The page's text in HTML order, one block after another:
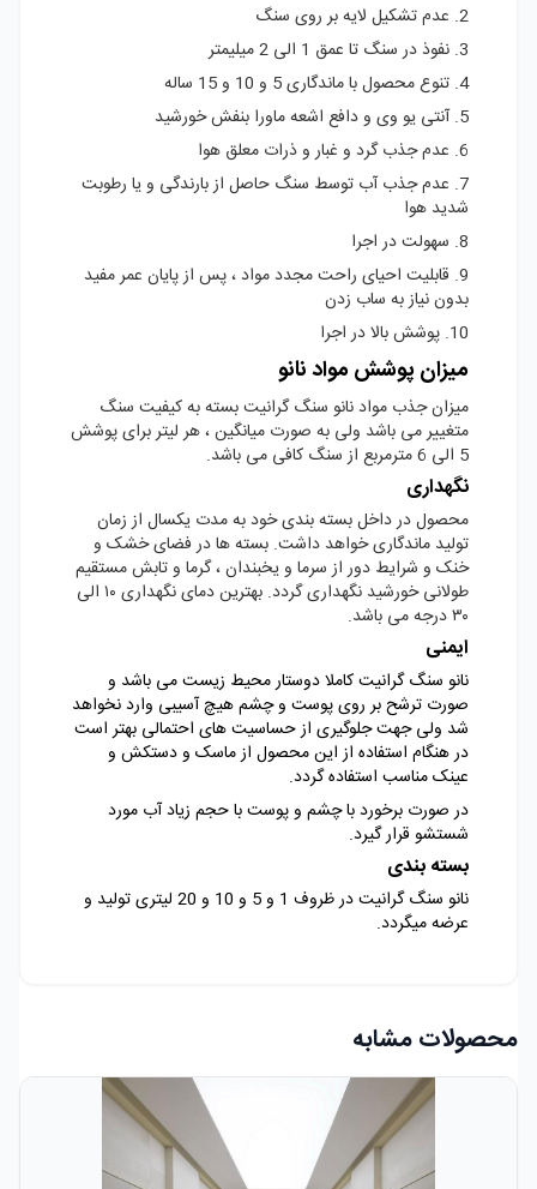
2. عدم تشکیل لایه بر روی سنگ
3. نفوذ در سنگ تا عمق 1 الی 2 میلیمتر
4. تنوع محصول با ماندگاری 5 و 10 و 15 ساله
5. آنتی یو وی و دافع اشعه ماورا بنفش خورشید
6. عدم جذب گرد و غبار و ذرات معلق هوا
7. عدم جذب آب توسط سنگ حاصل از بارندگی و یا رطوبت
شدید هوا
8. سهولت در اجرا
9. قابلیت احیای راحت مجدد مواد ، پس از پایان عمر مفید
بدون نیاز به ساب زدن
10. پوشش بالا در اجرا
میزان پوشش مواد نانو
میزان جذب مواد نانو سنگ گرانیت بسته به کیفیت سنگ
متغییر می باشد ولی به صورت میانگین ، هر لیتر برای پوشش
5 الی 6 مترمربع از سنگ کافی می باشد.
نگهداری
محصول در داخل بسته بندی خود به مدت یکسال از زمان
تولید ماندگاری خواهد داشت. بسته ها در فضای خشک و
خنک و شرایط دور از سرما و یخبندان ، گرما و تابش مستقیم
طولانی خورشید نگهداری گردد. بهترین دمای نگهداری ۱۰ الی
۳۰ درجه می باشد.
ایمنی
نانو سنگ گرانیت کاملا دوستار محیط زیست می باشد و
صورت ترشح بر روی پوست و چشم هیچ آسیبی وارد نخواهد
شد ولی جهت جلوگیری از حساسیت های احتمالی بهتر است
در هنگام استفاده از این محصول از ماسک و دستکش و
عینک مناسب استفاده گردد.
در صورت برخورد با چشم و پوست با حجم زیاد آب مورد
شستشو قرار گیرد.
بسته بندی
نانو سنگ گرانیت در ظروف 1 و 5 و 10 و 20 لیتری تولید و
عرضه میگردد.
محصولات مشابه